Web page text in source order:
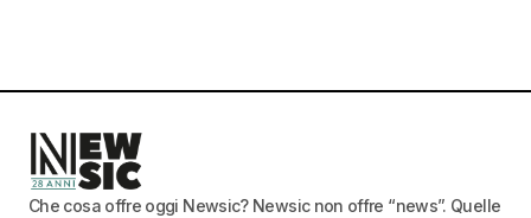
Che cosa offre oggi Newsic? Newsic non offre “news”. Quelle